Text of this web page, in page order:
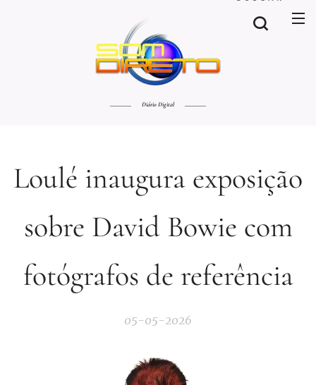
Diário Digital
Loulé inaugura exposição
sobre David Bowie com
fotógrafos de referência
05-05-2026